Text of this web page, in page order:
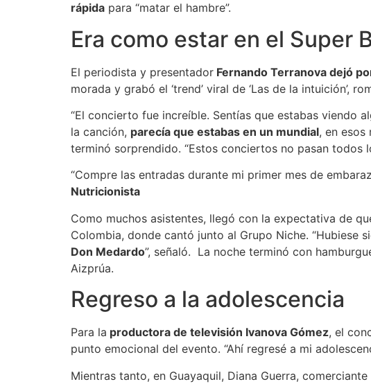
rápida para “matar el hambre”.
Era como estar en el Super
El periodista y presentador Fernando Terranova dejó
morada y grabó el ‘trend’ viral de ‘Las de la intuición’,
“El concierto fue increíble. Sentías que estabas viendo
la canción, parecía que estabas en un mundial, en esos
terminó sorprendido. “Estos conciertos no pasan todos
“Compre las entradas durante mi primer mes de
​Nutricionista
Como muchos asistentes, llegó con la expectativa de
Colombia, donde cantó junto al Grupo Niche. “Hubiese
Don Medardo”, señaló. La noche terminó con
Aizprúa.
Regreso a la adolescencia
Para la productora de televisión Ivanova Gómez, el
punto emocional del evento. “Ahí regresé a mi
Mientras tanto, en Guayaquil, Diana Guerra,